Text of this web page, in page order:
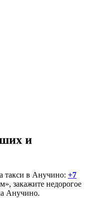
и
такси в Анучино: +7
закажите недорогое
Анучино.